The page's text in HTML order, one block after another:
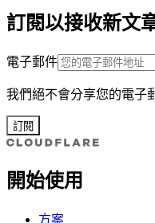
訂閱以接收新文
電子郵件
我們絕不會分享您的電子
訂閱
開始使用
方案